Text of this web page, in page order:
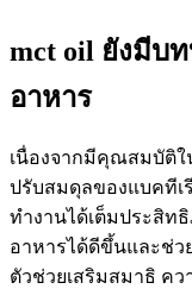
mct oil ยังมีบ
อาหาร
เนื่องจากมีคุณสมบัติ
ปรับสมดุลของแบคทีเ
ทำงานได้เต็มประสิท
อาหารได้ดีขึ้นและช่ว
ตัวช่วยเสริมสมาธิ คว